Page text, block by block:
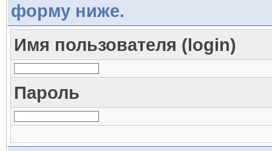
форму ниже.
Имя пользователя (login)
Пароль